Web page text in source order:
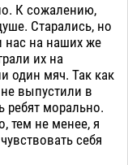
К сожалению,
Старались, но
нас на наших же
их на
один мяч. Так как
выпустили в
ребят морально.
тем не менее, я
себя